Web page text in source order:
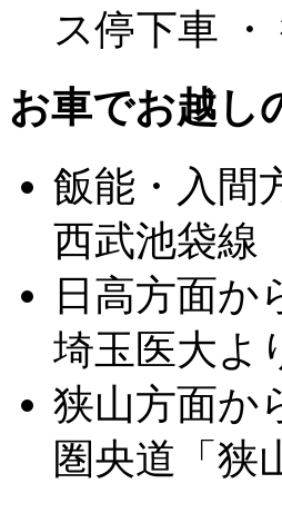
ス停下車 ・
お車でお越し
飯能・入間
西武池袋線
日高方面か
埼玉医大よ
狭山方面か
圏央道「狭